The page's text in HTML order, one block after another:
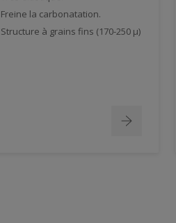
Freine la carbonatation.
Structure à grains fins (170-250 µ)